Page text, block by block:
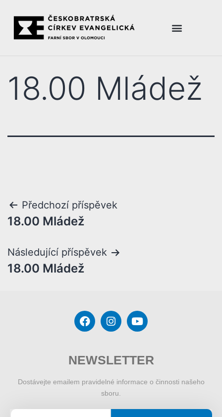
18.00 Mládež
Předchozí příspěvek
18.00 Mládež
Následující příspěvek
18.00 Mládež
NEWSLETTER
Dostávejte emailem pravidelné informace o činnosti našeho
sboru.